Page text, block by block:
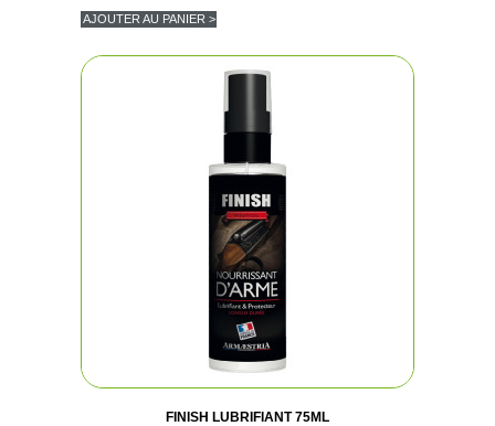
AJOUTER AU PANIER >
FINISH LUBRIFIANT 75ML